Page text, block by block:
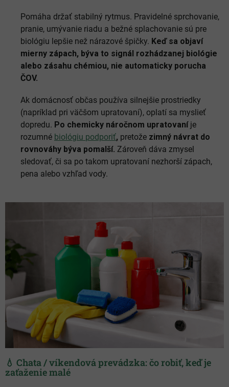
Pomáha držať stabilný rytmus. Pravidelné sprchovanie,
pranie, umývanie riadu a bežné splachovanie sú pre
biológiu lepšie než nárazové špičky. Keď sa objaví
mierny zápach, býva to signál rozhádzanej biológie
alebo zásahu chémiou, nie automaticky porucha
ČOV.
Ak domácnosť občas používa silnejšie prostriedky
(napríklad pri väčšom upratovaní), oplatí sa myslieť
dopredu. Po chemicky náročnom upratovaní je
rozumné biológiu podporiť, pretože zimný návrat do
rovnováhy býva pomalší. Zároveň dáva zmysel
sledovať, či sa po takom upratovaní nezhorší zápach,
pena alebo vzhľad vody.
💧 Chata / víkendová prevádzka: čo robiť, keď je
zaťaženie malé